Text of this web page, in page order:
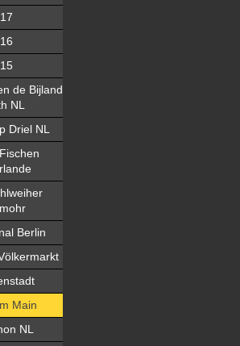
de Bijland
NL
Driel NL
Berlin
Main
NL